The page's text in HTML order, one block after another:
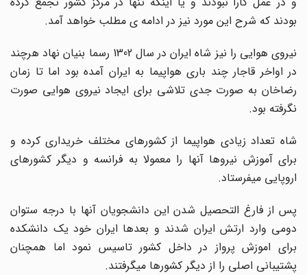
بودند که شرح این مورد نیز در ادامه ی مطلب خواهد آمد.
نیروی هوایی را نیز شاه ایران در سال 1302 رسما بنیان نهاد هرچند
در اواخر قاجار چند باری هواپیما به ایران آمده بود اما تا زمان
رضاخان به صورت جدی تلاشی برای ایجاد نیروی هوایی صورت
نگرفته بود.
شاه تعداد زیادی هواپیما از کشورهای مختلف خریداری کرده و
برای آموزش نیروها آنها را معمولا به فرانسه و دیگر کشورهای
اروپایی میفرستاد.
پس از فارغ التحصیل شدن این دانشجویان آنها با درجه ستوان
دومی وارد ارتش ایران شدند و بعدها ایران خود یک دانشکده
برای اموزش پرواز در داخل کشور تاسیس نمود اما همچنان
پشتیبانی اصلی را از دیگر کشورها میگرفتند.